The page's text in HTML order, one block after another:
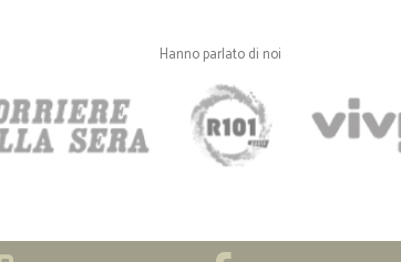
il mio ordine è stato
Hanno parlato di noi